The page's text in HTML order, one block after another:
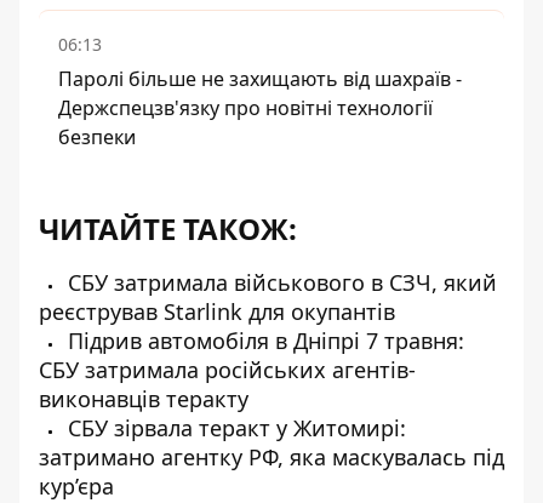
06:13
Паролі більше не захищають від шахраїв -
Держспецзв'язку про новітні технології
безпеки
ЧИТАЙТЕ ТАКОЖ:
СБУ затримала військового в СЗЧ, який
реєстрував Starlink для окупантів
Підрив автомобіля в Дніпрі 7 травня:
СБУ затримала російських агентів-
виконавців теракту
СБУ зірвала теракт у Житомирі:
затримано агентку РФ, яка маскувалась під
кур’єра